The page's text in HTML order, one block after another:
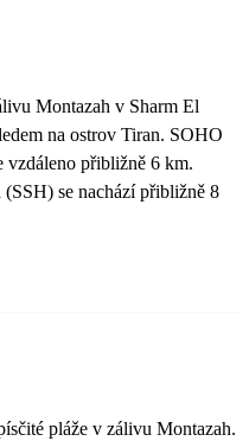
Montazah v Sharm El
na ostrov Tiran. SOHO
vzdáleno přibližně 6 km.
se nachází přibližně 8
pláže v zálivu Montazah.